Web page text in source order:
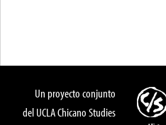
Un proyecto conjunto
del UCLA Chicano Studies